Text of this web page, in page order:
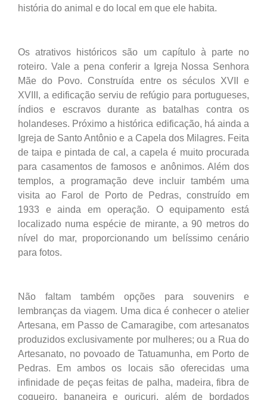
história do animal e do local em que ele habita.
Os atrativos históricos são um capítulo à parte no
roteiro. Vale a pena conferir a Igreja Nossa Senhora
Mãe do Povo. Construída entre os séculos XVII e
XVIII, a edificação serviu de refúgio para portugueses,
índios e escravos durante as batalhas contra os
holandeses. Próximo a histórica edificação, há ainda a
Igreja de Santo Antônio e a Capela dos Milagres. Feita
de taipa e pintada de cal, a capela é muito procurada
para casamentos de famosos e anônimos. Além dos
templos, a programação deve incluir também uma
visita ao Farol de Porto de Pedras, construído em
1933 e ainda em operação. O equipamento está
localizado numa espécie de mirante, a 90 metros do
nível do mar, proporcionando um belíssimo cenário
para fotos.
Não faltam também opções para souvenirs e
lembranças da viagem. Uma dica é conhecer o atelier
Artesana, em Passo de Camaragibe, com artesanatos
produzidos exclusivamente por mulheres; ou a Rua do
Artesanato, no povoado de Tatuamunha, em Porto de
Pedras. Em ambos os locais são oferecidas uma
infinidade de peças feitas de palha, madeira, fibra de
coqueiro, bananeira e ouricuri, além de bordados